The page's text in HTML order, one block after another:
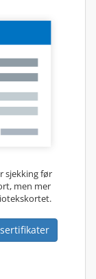
sjekking før
men mer